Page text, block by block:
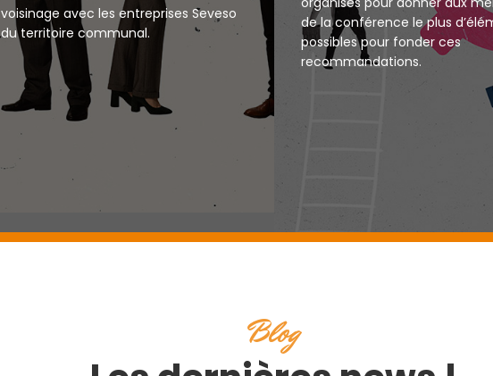
voisinage avec les entreprises Seveso
du territoire communal.
de la conférence le plus
possibles pour fonder ces
recommandations.
Blog